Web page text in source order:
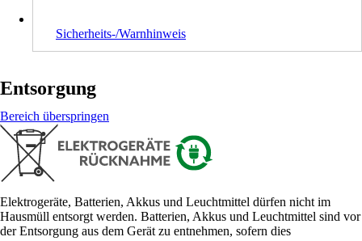
Sicherheits-/Warnhinweis
Entsorgung
Bereich überspringen
Elektrogeräte, Batterien, Akkus und Leuchtmittel dürfen nicht im
Hausmüll entsorgt werden. Batterien, Akkus und Leuchtmittel sind vor
der Entsorgung aus dem Gerät zu entnehmen, sofern dies